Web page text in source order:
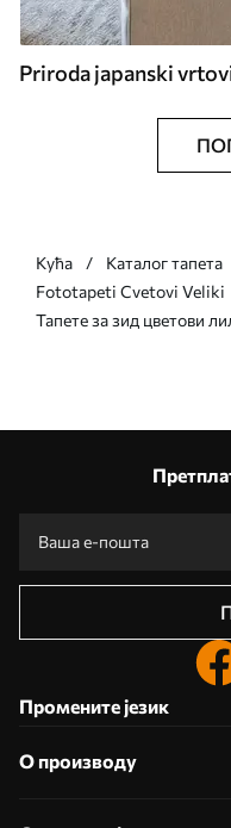
Priroda japanski
Кућа Каталог тапета
Fototapeti Cvetovi Veliki
Тапете за зид цветови
Промените језик
О производу